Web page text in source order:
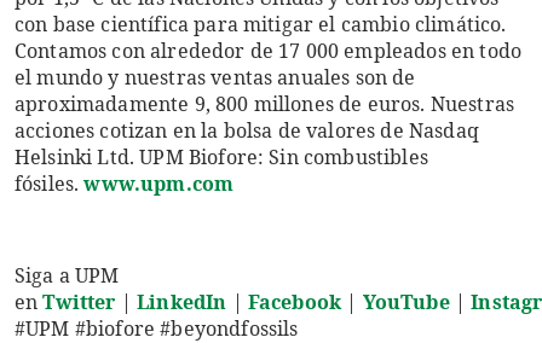
con base científica para mitigar el cambio climático.
Contamos con alrededor de 17 000 empleados en todo
el mundo y nuestras ventas anuales son de
aproximadamente 9, 800 millones de euros. Nuestras
acciones cotizan en la bolsa de valores de Nasdaq
Helsinki Ltd. UPM Biofore: Sin combustibles
fósiles.www.upm.com
Siga a UPM
enTwitter |LinkedIn | Facebook| YouTube|
#UPM #biofore #beyondfossils